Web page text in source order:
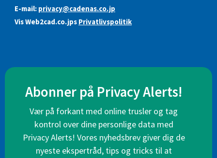
E-mail: privacy@cadenas.co.jp
Vis Web2cad.co.jps Privatlivspolitik
Abonner på Privacy Alerts!
Vær på forkant med online trusler og tag
kontrol over dine personlige data med
Privacy Alerts! Vores nyhedsbrev giver dig de
nyeste ekspertråd, tips og tricks til at